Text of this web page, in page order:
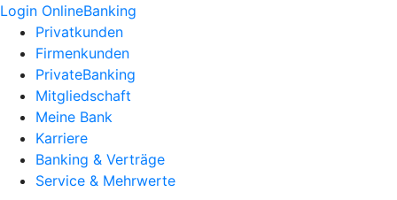
Login OnlineBanking
Privatkunden
Firmenkunden
PrivateBanking
Mitgliedschaft
Meine Bank
Karriere
Banking & Verträge
Service & Mehrwerte